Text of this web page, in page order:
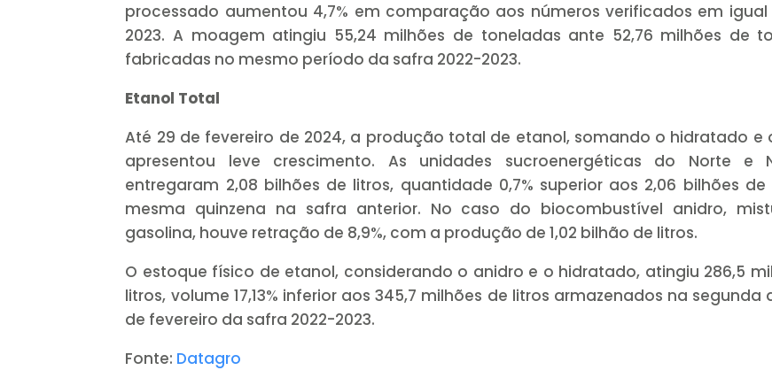
processado aumentou 4,7% em comparação aos números verificados em
2023. A moagem atingiu 55,24 milhões de toneladas ante 52,76 milhões de
fabricadas no mesmo período da safra 2022-2023.
Etanol Total
Até 29 de fevereiro de 2024, a produção total de etanol, somando o hidratado e
apresentou leve crescimento. As unidades sucroenergéticas do Norte e
entregaram 2,08 bilhões de litros, quantidade 0,7% superior aos 2,06 bilhões
mesma quinzena na safra anterior. No caso do biocombustível anidro,
gasolina, houve retração de 8,9%, com a produção de 1,02 bilhão de litros.
O estoque físico de etanol, considerando o anidro e o hidratado, atingiu 286,5
litros, volume 17,13% inferior aos 345,7 milhões de litros armazenados na segunda
de fevereiro da safra 2022-2023.
Fonte: Datagro